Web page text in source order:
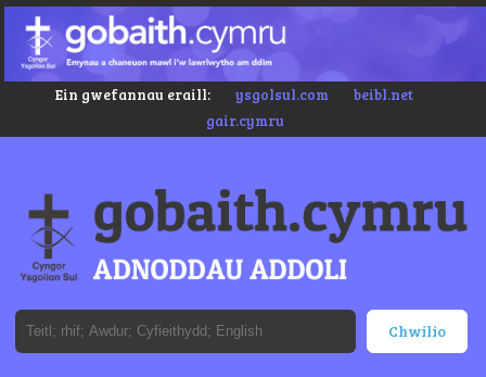
Ein gwefannau eraill: ysgolsul.com
beibl.net
gair.cymru